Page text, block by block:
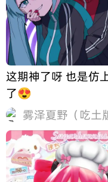
这期神了呀 也是仿
了😍
雾泽夏野（吃土